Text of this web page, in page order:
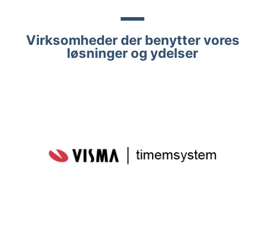
Virksomheder der benytter vores
løsninger og ydelser